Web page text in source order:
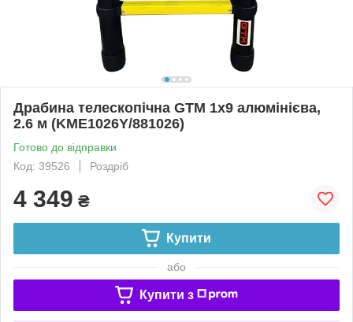
Драбина телескопічна GTM 1x9 алюмінієва,
2.6 м (KME1026Y/881026)
Готово до відправки
Код: 39526
Роздріб
4 349 ₴
Купити
або
Купити з